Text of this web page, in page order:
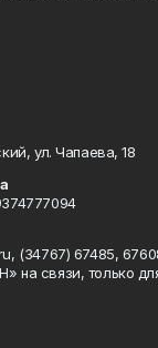
ул. Чапаева, 18
(34767) 67485,
на связи, только